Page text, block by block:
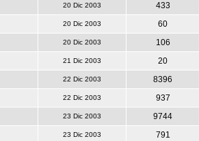
20 Dic 2003
433
20 Dic 2003
60
20 Dic 2003
106
21 Dic 2003
20
22 Dic 2003
8396
22 Dic 2003
937
23 Dic 2003
9744
23 Dic 2003
791